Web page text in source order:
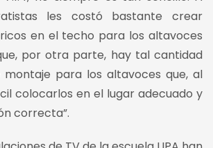
les costó bastante crear
en el techo para los altavoces
por otra parte, hay tal cantidad
para los altavoces que, al
colocarlos en el lugar adecuado y
correcta”.